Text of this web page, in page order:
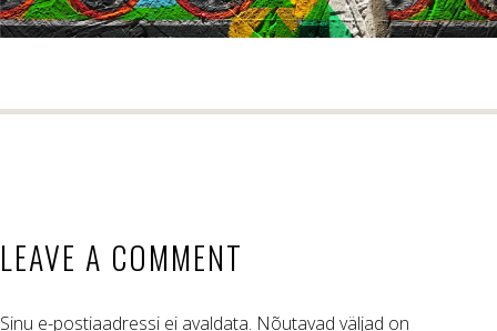
LEAVE A COMMENT
Sinu e-postiaadressi ei avaldata. Nõutavad väljad on